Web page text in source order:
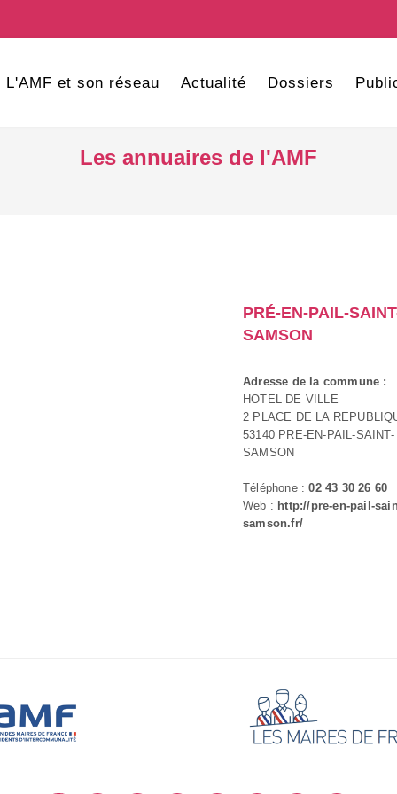
L'AMF et son réseau Actualité Dossiers
Les annuaires de l'AMF
PRÉ-EN-PAIL-
SAMSON
Adresse de la commune :
HOTEL DE VILLE
2 PLACE DE LA
53140 PRE-EN-PAIL-SAINT-
SAMSON
Téléphone :02 43 30 26 60
Web : http://pre-en-pail-
samson.fr/